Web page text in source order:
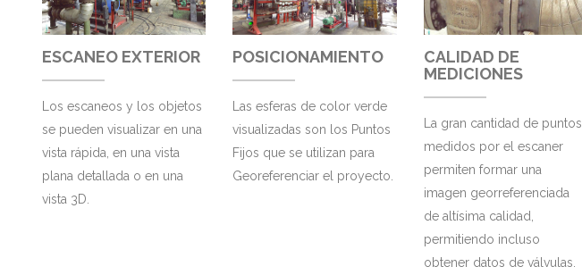
ESCANEO EXTERIOR
Los escaneos y los objetos
se pueden visualizar en una
vista rápida, en una vista
plana detallada o en una
vista 3D.
POSICIONAMIENTO
Las esferas de color verde
visualizadas son los Puntos
Fijos que se utilizan para
Georeferenciar el proyecto.
CALIDAD DE
MEDICIONES
La gran cantidad de puntos
medidos por el escaner
permiten formar una
imagen georreferenciada
de altísima calidad,
permitiendo incluso
obtener datos de válvulas.